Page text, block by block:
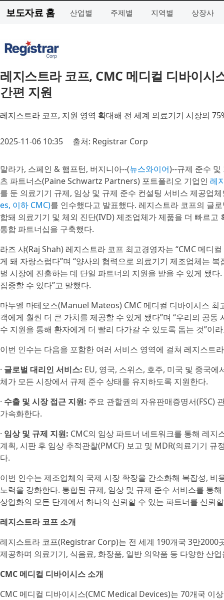
보도자료 홈 산업별 주제별 지역별 상장사
레지스트라 코프, CMC 메디컬 디바이시
간편 지원
레지스트라 코프, 지원 영역 확대해 전 세계 의료기기 시장의
2025-11-06 10:35 출처: Registrar Corp
말라가, 스페인 & 햄프턴, 버지니아--(뉴스와이어)--규제 준수
츠 파트너스(Paine Schwartz Partners) 포트폴리오 기업인 레
를 둔 의료기기 규제, 임상 및 규제 준수 컨설팅 서비스 제공업
es, 이하 CMC)를 인수했다고 발표했다. 레지스트라 코프의 글
합돼 의료기기 및 체외 진단(IVD) 제조업체가 제품을 더 빠르
통합 파트너십을 구축했다.
라즈 샤(Raj Shah) 레지스트라 코프 최고경영자는 “CMC 메디
게 돼 자랑스럽다”며 “양사의 협력으로 의료기기 제조업체는
벌 시장에 진출하는 데 단일 파트너의 지원을 받을 수 있게 됐
집중할 수 있다”고 말했다.
마누엘 마테오스(Manuel Mateos) CMC 메디컬 디바이시스 최
객에게 훨씬 더 큰 가치를 제공할 수 있게 됐다”며 “우리의 공
수 지원을 통해 환자에게 더 빨리 다가갈 수 있도록 돕는 것”이
이번 인수는 다음을 포함한 여러 서비스 영역에 걸쳐 레지스트
· 글로벌 대리인 서비스: EU, 영국, 스위스, 호주, 미국 및 중국
체가 모든 시장에서 규제 준수 상태를 유지하도록 지원한다.
· 수출 및 시장 접근 지원: 주요 관할권의 자유판매증명서(FSC)
가속화한다.
· 임상 및 규제 지원: CMC의 임상 파트너 네트워크를 통해 레지
계획, 시판 후 임상 추적관찰(PMCF) 보고 및 MDR(의료기기
다.
이번 인수는 제조업체의 국제 시장 확장을 간소화해 복잡성,
노력을 강화한다. 통합된 규제, 임상 및 규제 준수 서비스를 통
상업화의 모든 단계에서 하나의 신뢰할 수 있는 파트너를 신뢰
레지스트라 코프 소개
레지스트라 코프(Registrar Corp)는 전 세계 190개국 3만2000
제공하며 의료기기, 식음료, 화장품, 일반 의약품 등 다양한 산
CMC 메디컬 디바이시스 소개
CMC 메디컬 디바이시스(CMC Medical Devices)는 70개국 이